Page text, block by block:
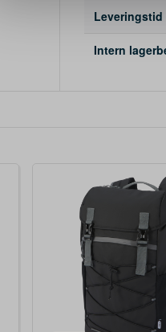
Leveringstid
Intern